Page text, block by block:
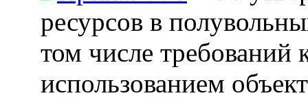
ресурсов в
том числе требований
использованием